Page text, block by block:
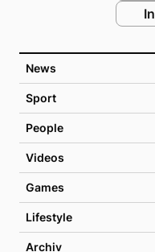
News
Sport
People
Videos
Games
Lifestyle
Archiv